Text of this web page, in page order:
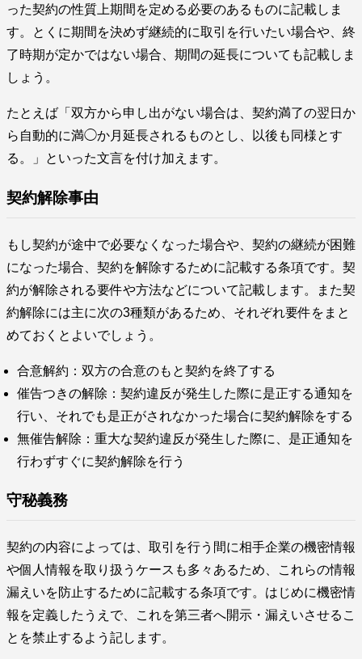
った契約の性質上期間を定める必要のあるものに記載しま
す。とくに期間を決めず継続的に取引を行いたい場合や、終
了時期が定かではない場合、期間の延長についても記載しま
しょう。
たとえば「双方から申し出がない場合は、契約満了の翌日か
ら自動的に満◯か月延長されるものとし、以後も同様とす
る。」といった文言を付け加えます。
契約解除事由
もし契約が途中で必要なくなった場合や、契約の継続が困難
になった場合、契約を解除するために記載する条項です。契
約が解除される要件や方法などについて記載します。また契
約解除には主に次の3種類があるため、それぞれ要件をまと
めておくとよいでしょう。
合意解約：双方の合意のもと契約を終了する
催告つきの解除：契約違反が発生した際に是正する通知を
行い、それでも是正がされなかった場合に契約解除をする
無催告解除：重大な契約違反が発生した際に、是正通知を
行わずすぐに契約解除を行う
守秘義務
契約の内容によっては、取引を行う間に相手企業の機密情報
や個人情報を取り扱うケースも多々あるため、これらの情報
漏えいを防止するために記載する条項です。はじめに機密情
報を定義したうえで、これを第三者へ開示・漏えいさせるこ
とを禁止するよう記します。